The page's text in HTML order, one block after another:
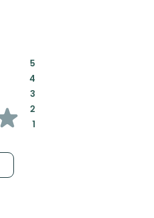
5:
4:
3:
2:
1: